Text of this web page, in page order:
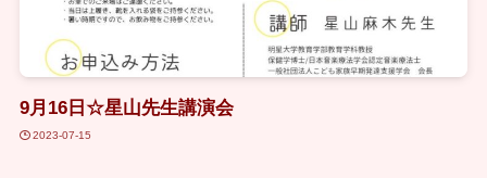
9月16日☆星山先生講演会
2023-07-15